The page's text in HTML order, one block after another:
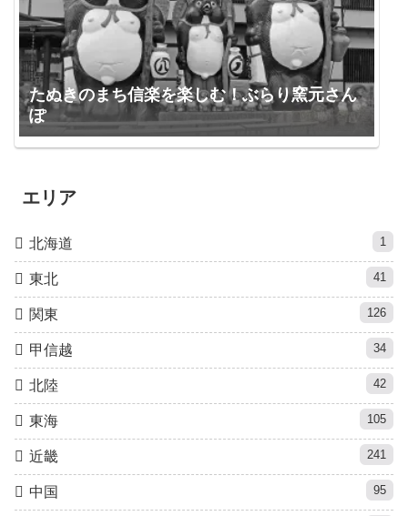
たぬきのまち信楽を楽しむ！ぶらり窯元さん
ぽ
エリア
北海道 1
東北 41
関東 126
甲信越 34
北陸 42
東海 105
近畿 241
中国 95